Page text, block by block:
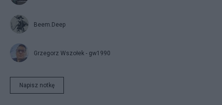
Beem.Deep
Grzegorz Wszołek - gw1990
Napisz notkę